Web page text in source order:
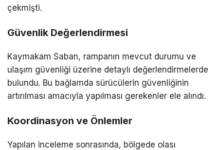
çekmişti.
Güvenlik Değerlendirmesi
Kaymakam Saban, rampanın mevcut durumu ve
ulaşım güvenliği üzerine detaylı değerlendirmelerde
bulundu. Bu bağlamda sürücülerin güvenliğinin
artırılması amacıyla yapılması gerekenler ele alındı.
Koordinasyon ve Önlemler
Yapılan inceleme sonrasında, bölgede olası